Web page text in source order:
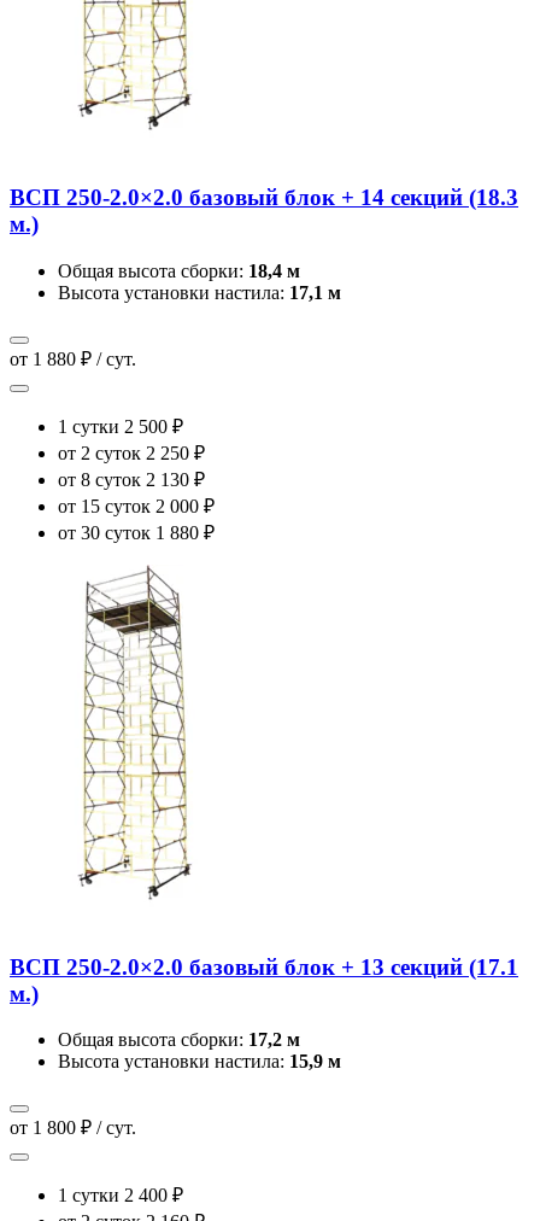
ВСП 250-2.0×2.0 базовый блок + 14 секций (18.3
м.)
Общая высота сборки: 18,4 м
Высота установки настила: 17,1 м
от 1 880 ₽ / сут.
1 сутки 2 500 ₽
от 2 суток 2 250 ₽
от 8 суток 2 130 ₽
от 15 суток 2 000 ₽
от 30 суток 1 880 ₽
ВСП 250-2.0×2.0 базовый блок + 13 секций (17.1
м.)
Общая высота сборки: 17,2 м
Высота установки настила: 15,9 м
от 1 800 ₽ / сут.
1 сутки 2 400 ₽